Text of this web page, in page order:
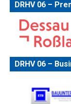
DRHV 06 –
DRHV 06 –